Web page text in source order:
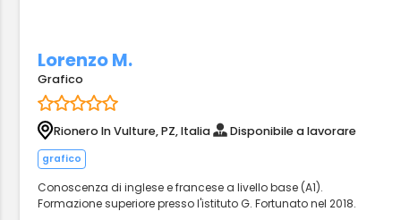
Lorenzo M.
Grafico
Rionero In Vulture, PZ, Italia Disponibile a lavorare
grafico
Conoscenza di inglese e francese a livello base (A1).
Formazione superiore presso l'istituto G. Fortunato nel 2018.